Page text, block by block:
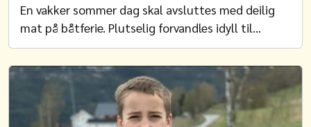
En vakker sommer dag skal avsluttes med deilig
mat på båtferie. Plutselig forvandles idyll til…